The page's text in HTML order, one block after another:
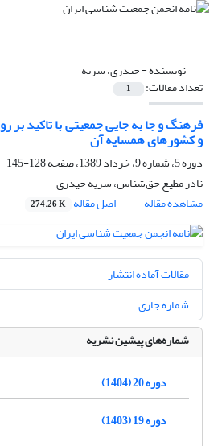
نویسنده =حیدری، سریه
تعداد مقالات: 1
فرهنگ و جا به جایی جمعیتی با تاکید بر
و کشورهای همسایه آن
دوره 5، شماره 9، خرداد 1389، صفحه
128-145
نادر مطیع حق‌شناس، سریه حیدری
مشاهده مقاله
اصل مقاله 274.26 K
مقالات آماده انتشار
شماره جاری
شماره‌های پیشین نشریه
دوره 20 (1404)
دوره 19 (1403)